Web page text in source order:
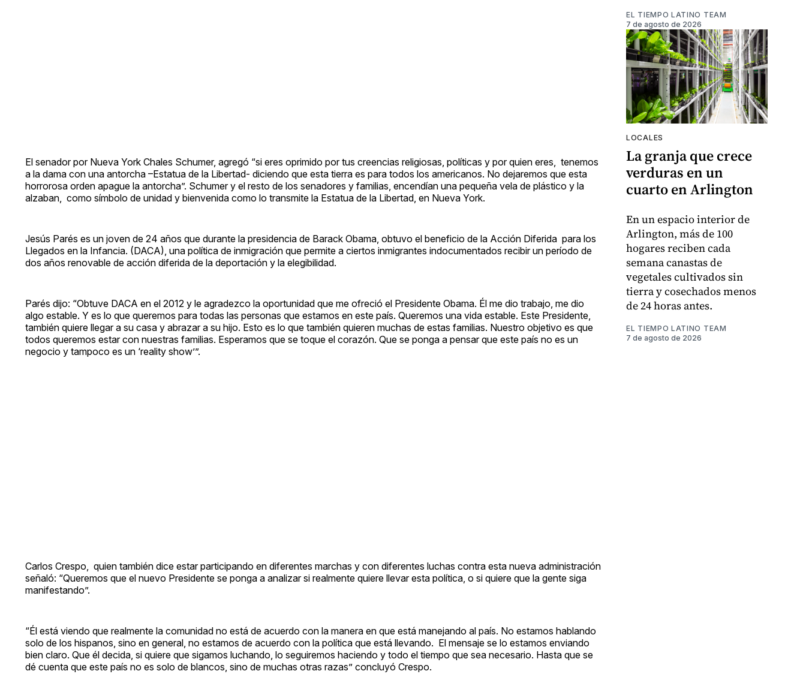
El senador por Nueva York Chales Schumer, agregó “si eres oprimido por tus creencias religiosas, políticas y por quien eres, tenemos
a la dama con una antorcha –Estatua de la Libertad- diciendo que esta tierra es para todos los americanos. No dejaremos que esta
horrorosa orden apague la antorcha”. Schumer y el resto de los senadores y familias, encendían una pequeña vela de plástico y la
alzaban, como símbolo de unidad y bienvenida como lo transmite la Estatua de la Libertad, en Nueva York.
Jesús Parés es un joven de 24 años que durante la presidencia de Barack Obama, obtuvo el beneficio de la Acción Diferida para los
Llegados en la Infancia. (DACA), una política de inmigración que permite a ciertos inmigrantes indocumentados recibir un período de
dos años renovable de acción diferida de la deportación y la elegibilidad.
Parés dijo: “Obtuve DACA en el 2012 y le agradezco la oportunidad que me ofreció el Presidente Obama. Él me dio trabajo, me dio
algo estable. Y es lo que queremos para todas las personas que estamos en este país. Queremos una vida estable. Este Presidente,
también quiere llegar a su casa y abrazar a su hijo. Esto es lo que también quieren muchas de estas familias. Nuestro objetivo es que
todos queremos estar con nuestras familias. Esperamos que se toque el corazón. Que se ponga a pensar que este país no es un
negocio y tampoco es un ‘reality show’”.
Carlos Crespo, quien también dice estar participando en diferentes marchas y con diferentes luchas contra esta nueva administración
señaló: “Queremos que el nuevo Presidente se ponga a analizar si realmente quiere llevar esta política, o si quiere que la gente siga
manifestando”.
“Él está viendo que realmente la comunidad no está de acuerdo con la manera en que está manejando al país. No estamos hablando
solo de los hispanos, sino en general, no estamos de acuerdo con la política que está llevando. El mensaje se lo estamos enviando
bien claro. Que él decida, si quiere que sigamos luchando, lo seguiremos haciendo y todo el tiempo que sea necesario. Hasta que se
dé cuenta que este país no es solo de blancos, sino de muchas otras razas” concluyó Crespo.
EL TIEMPO LATINO TEAM
7 de agosto de 2026
LOCALES
La granja que crece
verduras en un
cuarto en Arlington
En un espacio interior de
Arlington, más de 100
hogares reciben cada
semana canastas de
vegetales cultivados sin
tierra y cosechados menos
de 24 horas antes.
EL TIEMPO LATINO TEAM
7 de agosto de 2026